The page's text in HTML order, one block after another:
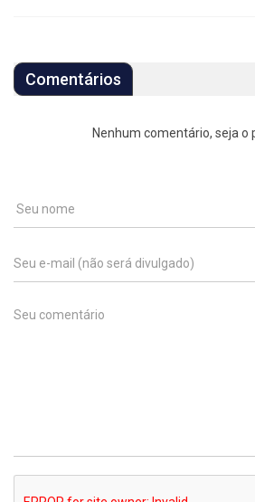
Comentários
Nenhum comentário, seja o